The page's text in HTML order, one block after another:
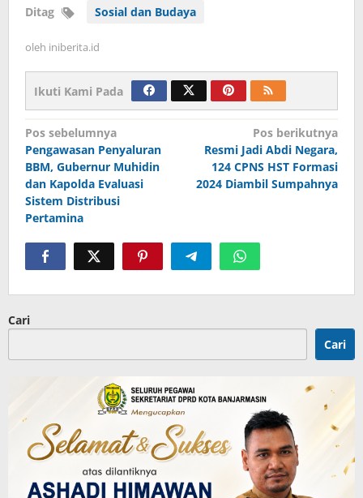
Ditag Sosial dan Budaya
oleh iniberita.id
Ikuti Kami Pada
Navigasi
pos
Pos sebelumnya
Pengawasan Penyaluran
BBM, Gubernur Muhidin
dan Kapolda Evaluasi
Sistem Distribusi
Pertamina
Pos berikutnya
Resmi Jadi Abdi Negara,
124 CPNS HST Formasi
2024 Diambil Sumpahnya
Cari
Cari